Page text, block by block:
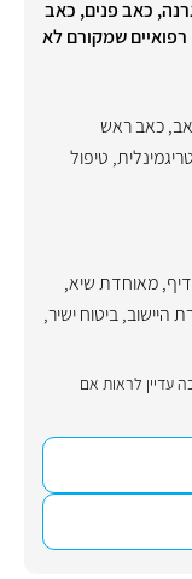
כאב פנים, כאב
שמקורם לא
,כאב ראש
, טיפול
,מאוחדת שיא,
היישוב,ביטוח ישיר,
עדיין לראות אם